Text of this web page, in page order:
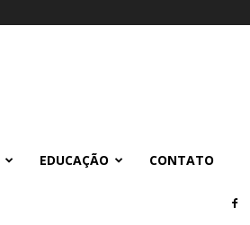
EDUCAÇÃO CONTATO